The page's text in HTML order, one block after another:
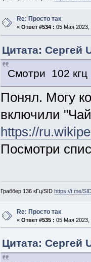
Re: Просто так
« Ответ #534 : 05 Мая 2023,
Цитата: Сергей
Смотри 102 кгц
Понял. Могу
включили
https://
Посмотри
Граббер 136 кГц/SID https://t.me/
Re: Просто так
« Ответ #535 : 05 Мая 2023,
Цитата: Сергей